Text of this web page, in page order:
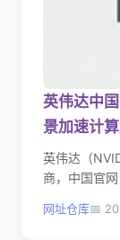
英伟达中
景加速计
英伟达（
商，中国官
场景产品与
网址仓库